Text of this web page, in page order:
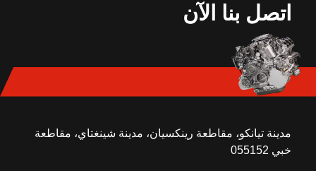
اتصل بنا الآن
مدينة تيانكو، مقاطعة رينكسيان، مدينة شينغتاي، مقاطعة
خبي 055152